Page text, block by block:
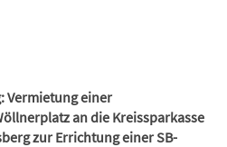
Vermietung einer
an die Kreissparkasse
zur Errichtung einer SB-